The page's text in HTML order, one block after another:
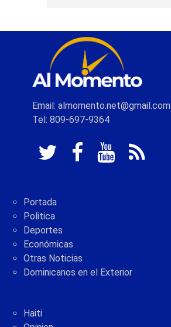
Email: almomento.net@gmail.com
Tel: 809-697-9364
Portada
Politica
Deportes
Económicas
Otras Noticias
Dominicanos en el Exterior
Haiti